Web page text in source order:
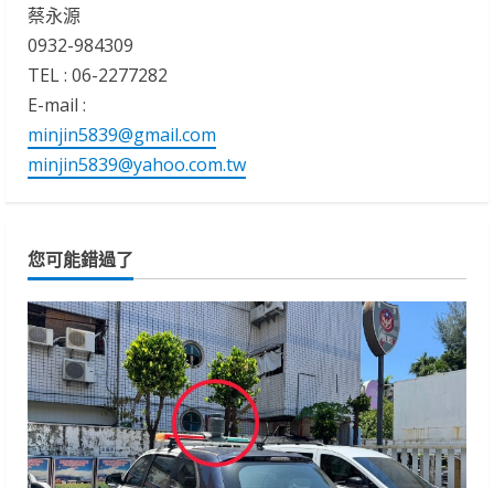
蔡永源
0932-984309
TEL : 06-2277282
E-mail :
minjin5839@gmail.com
minjin5839@yahoo.com.tw
您可能錯過了